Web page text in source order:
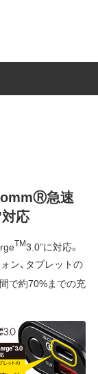
急速
応
TM3.0”に対応。
ン、タブレットの
で約70%までの充